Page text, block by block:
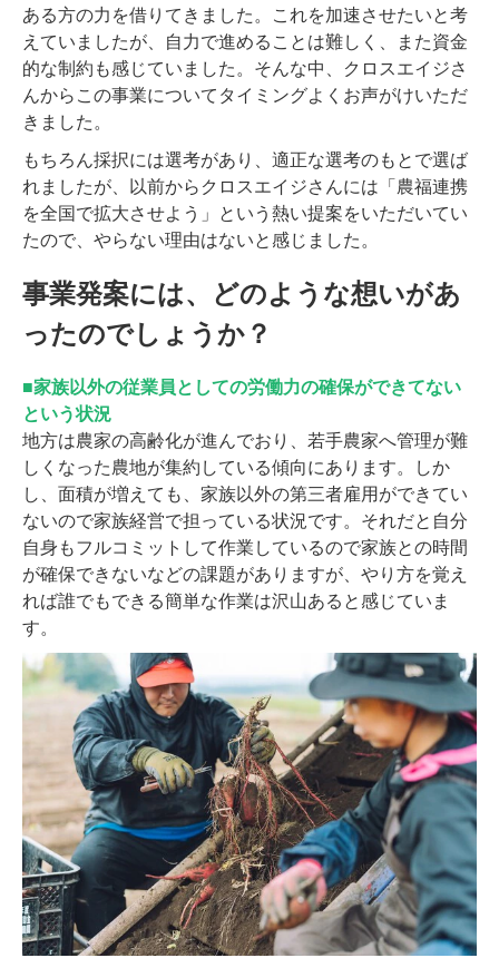
ある方の力を借りてきました。これを加速させたいと考
えていましたが、自力で進めることは難しく、また資金
的な制約も感じていました。そんな中、クロスエイジさ
んからこの事業についてタイミングよくお声がけいただ
きました。
もちろん採択には選考があり、適正な選考のもとで選ば
れましたが、以前からクロスエイジさんには「農福連携
を全国で拡大させよう」という熱い提案をいただいてい
たので、やらない理由はないと感じました。
事業発案には、どのような想いがあ
ったのでしょうか？
■家族以外の従業員としての労働力の確保ができてない
という状況
地方は農家の高齢化が進んでおり、若手農家へ管理が難
しくなった農地が集約している傾向にあります。しか
し、面積が増えても、家族以外の第三者雇用ができてい
ないので家族経営で担っている状況です。それだと自分
自身もフルコミットして作業しているので家族との時間
が確保できないなどの課題がありますが、やり方を覚え
れば誰でもできる簡単な作業は沢山あると感じていま
す。